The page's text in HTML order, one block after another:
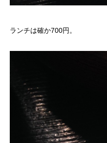
ランチは確か700円。